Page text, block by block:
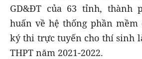
GD&ĐT của 63 tỉnh, thành
huấn về hệ thống phần
ký thi trực tuyến cho thí sinh
THPT năm 2021-2022.